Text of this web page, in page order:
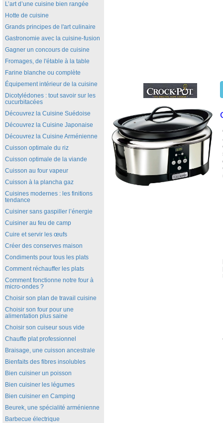
L’art d’une cuisine bien rangée
Hotte de cuisine
Grands principes de l'art culinaire
Gastronomie avec la cuisine-fusion
Gagner un concours de cuisine
Fromages, de l'étable à la table
Farine blanche ou complète
Équipement intérieur de la cuisine
Dicotylédones : tout savoir sur les
cucurbitacées
Découvrez la Cuisine Suédoise
Découvrez la Cuisine Japonaise
Découvrez la Cuisine Arménienne
Cuisson optimale du riz
Cuisson optimale de la viande
Cuisson au four vapeur
Cuisson à la plancha gaz
Cuisines modernes : les finitions
tendance
Cuisiner sans gaspiller l’énergie
Cuisiner au feu de camp
Cuire et servir les œufs
Créer des conserves maison
Condiments pour tous les plats
Comment réchauffer les plats
Comment fonctionne notre four à
micro-ondes ?
Choisir son plan de travail cuisine
Choisir son four pour une
alimentation plus saine
Choisir son cuiseur sous vide
Chauffe plat professionnel
Braisage, une cuisson ancestrale
Bienfaits des fibres insolubles
Bien cuisiner un poisson
Bien cuisiner les légumes
Bien cuisiner en Camping
Beurek, une spécialité arménienne
Barbecue électrique